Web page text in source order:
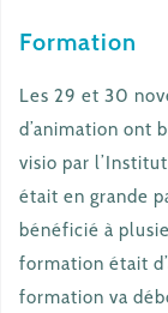
Formation
Les 29 et 30
d’animation ont
visio par
était en grande
bénéficié à
formation était
formation va